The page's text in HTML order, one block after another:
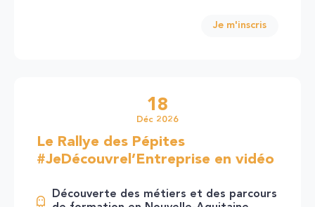
Je m'inscris
Le Rallye des Pépites
#JeDécouvrel’Entreprise en vidéo
18
Déc 2026
Découverte des métiers et des parcours